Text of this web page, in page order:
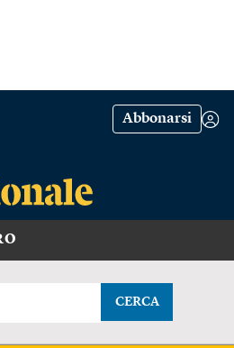
Abbonarsi
CERCA